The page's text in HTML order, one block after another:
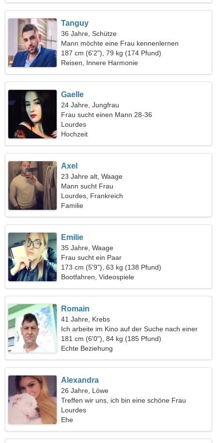
Tanguy
36 Jahre, Schütze
Mann möchte eine Frau kennenlernen
187 cm (6'2"), 79 kg (174 Pfund)
Reisen, Innere Harmonie
Gaelle
24 Jahre, Jungfrau
Frau sucht einen Mann 28-36
Lourdes
Hochzeit
Axel
23 Jahre alt, Waage
Mann sucht Frau
Lourdes, Frankreich
Familie
Emilie
35 Jahre, Waage
Frau sucht ein Paar
173 cm (5'9"), 63 kg (138 Pfund)
Bootfahren, Videospiele
Romain
41 Jahre, Krebs
Ich arbeite im Kino auf der Suche nach einer
verspielten Frau
181 cm (6'0"), 84 kg (185 Pfund)
Echte Beziehung
Alexandra
26 Jahre, Löwe
Treffen wir uns, ich bin eine schöne Frau
Lourdes
Ehe